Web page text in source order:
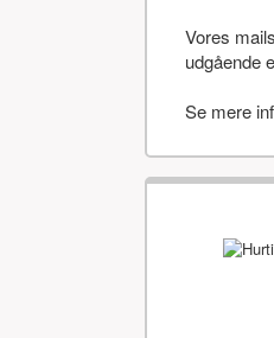
Vores
udgående
Se mere